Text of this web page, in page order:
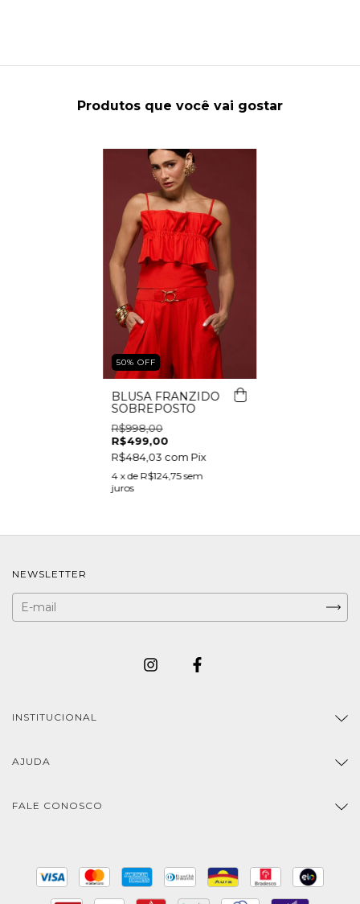
Produtos que você vai gostar
50% OFF
BLUSA FRANZIDO
SOBREPOSTO
R$998,00
R$499,00
R$484,03 com Pix
4 x de R$124,75 sem
juros
NEWSLETTER
INSTITUCIONAL
AJUDA
FALE CONOSCO